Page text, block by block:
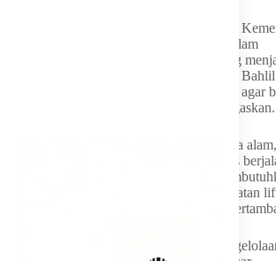
Ia menekankan, seluruh Pejabat dan staf di
ESDM harus bekerja sama dengan baik dalam
menerjemahkan arahan dan kebijakan yang
Pemerintahan Presiden Prabowo Subianto.
meminta kepada para pejabat yang dilantik agar
kepada nusa dan bangsa, di manapun ditugaskan.
Berkaitan dengan pengelolaan sumber daya
menegaskan negara dan badan usaha harus
beriringan, karena semua pihak saling
sama lain. Termasuk dalam upaya peningkatan
dan gas bumi, serta penataan Izin Usaha
Bahli mengatakan untuk ke depannya